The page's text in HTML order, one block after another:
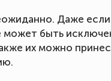
Даже
может быть
их можно